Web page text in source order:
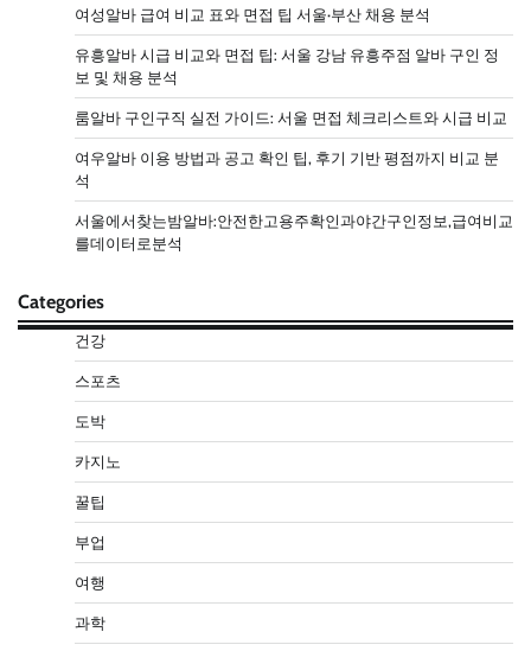
여성알바 급여 비교 표와 면접 팁 서울·부산 채용 분석
유흥알바 시급 비교와 면접 팁: 서울 강남 유흥주점 알바 구인 정
보 및 채용 분석
룸알바 구인구직 실전 가이드: 서울 면접 체크리스트와 시급 비교
여우알바 이용 방법과 공고 확인 팁, 후기 기반 평점까지 비교 분
석
서울에서찾는밤알바:안전한고용주확인과야간구인정보,급여비교
를데이터로분석
Categories
건강
스포츠
도박
카지노
꿀팁
부업
여행
과학